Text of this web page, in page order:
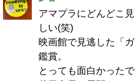
アマプラにどんどこ
しい(笑)
映画館で見逃した「
鑑賞。
とっても面白かった